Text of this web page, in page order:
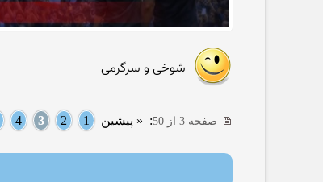
شوخی و سرگرمی
صفحه 3 از 50 : « پیشین 1
2
3
4